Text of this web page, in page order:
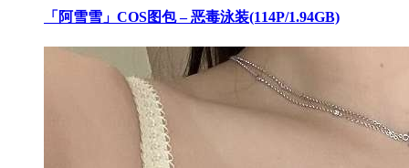
「阿雪雪」COS图包 – 恶毒泳装(114P/1.94GB)